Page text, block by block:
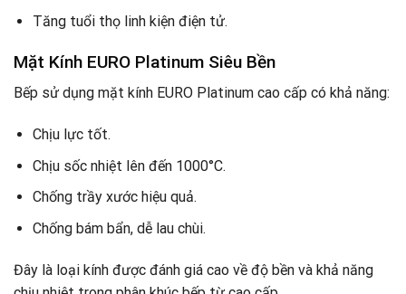
Tăng tuổi thọ linh kiện điện tử.
Mặt Kính EURO Platinum Siêu Bền
Bếp sử dụng mặt kính EURO Platinum cao cấp có khả năng:
Chịu lực tốt.
Chịu sốc nhiệt lên đến 1000°C.
Chống trầy xước hiệu quả.
Chống bám bẩn, dễ lau chùi.
Đây là loại kính được đánh giá cao về độ bền và khả năng